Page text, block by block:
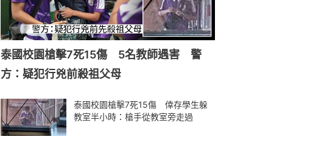
泰國校園槍擊7死15傷 5名教師遇害 警
方：疑犯行兇前殺祖父母
泰國校園槍擊7死15傷 倖存學生躲
教室半小時：槍手從教室旁走過